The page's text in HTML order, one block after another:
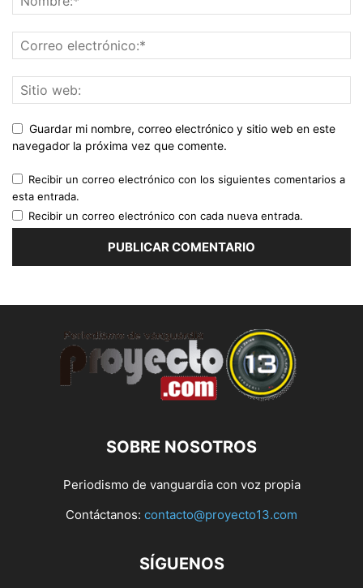
Guardar mi nombre, correo electrónico y sitio web en este
navegador la próxima vez que comente.
Recibir un correo electrónico con los siguientes comentarios a
esta entrada.
Recibir un correo electrónico con cada nueva entrada.
SOBRE NOSOTROS
Periodismo de vanguardia con voz propia
Contáctanos: contacto@proyecto13.com
SÍGUENOS